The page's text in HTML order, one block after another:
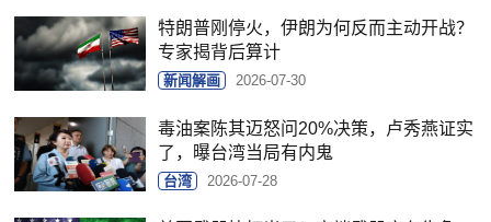
特朗普刚停火，伊朗为何反而主动开战？
专家揭背后算计
新闻解画 2026-07-30
毒油案陈其迈怒问20%决策，卢秀燕证实
了，曝台湾当局有内鬼
台湾 2026-07-28